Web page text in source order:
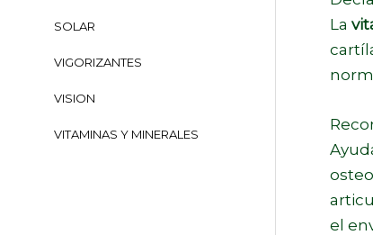
SOLAR
VIGORIZANTES
VISION
VITAMINAS Y MINERALES
La
el